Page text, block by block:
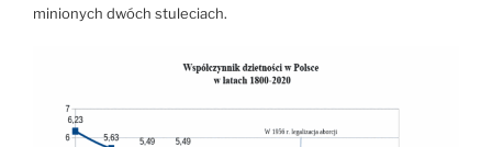
minionych dwóch stuleciach.